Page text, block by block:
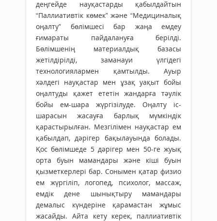
деңгейде науқастарды қабылдайтын
“Паллиативтік көмек” және “Медициналық
оңалту” бөлімшесі бар жаңа емдеу
ғимараты пайдалануға берілді.
Бөлімшенің материалдық базасы
жетілдірілді, заманауи үлгідегі
технологиялармен қамтылды. Ауыр
хәлдегі науқастар мен ұзақ уақыт бойы
оңалтуды қажет ететін жандарға тәулік
бойы ем-шара жүргізілуде. Оңалту іс-
шарасын жасауға барлық мүмкіндік
қарастырылған. Мезгілімен науқастар ем
қабылдап, дәрігер бақылауында болады.
Қос бөлімшеде 5 дәрігер мен 50-ге жуық
орта буын мамандары және кіші буын
қызметкерлері бар. Сонымен қатар физио
ем жүргіліп, логопед, психолог, массаж,
емдік дене шынықтыру мамандары
демалыс күндеріне қарамастан жұмыс
жасайды. Айта кету керек, паллиативтік